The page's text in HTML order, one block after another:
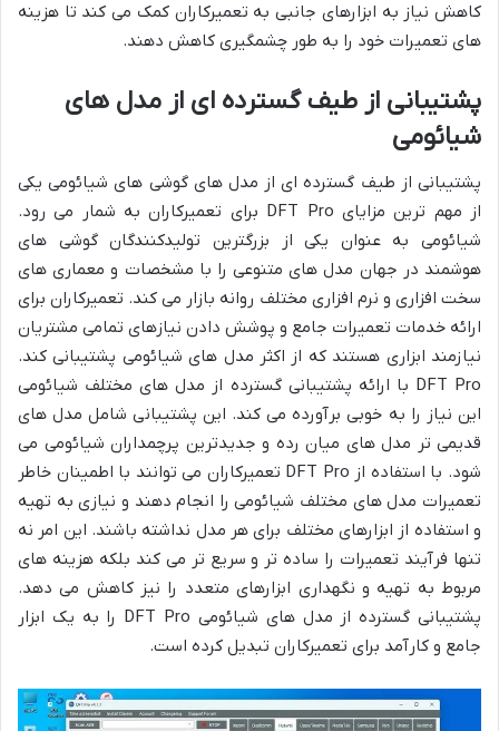
کاهش نیاز به ابزارهای جانبی به تعمیرکاران کمک می کند تا هزینه
های تعمیرات خود را به طور چشمگیری کاهش دهند.
پشتیبانی از طیف گسترده ای از مدل های
شیائومی
پشتیبانی از طیف گسترده ای از مدل های گوشی های شیائومی یکی
از مهم ترین مزایای DFT Pro برای تعمیرکاران به شمار می رود.
شیائومی به عنوان یکی از بزرگترین تولیدکنندگان گوشی های
هوشمند در جهان مدل های متنوعی را با مشخصات و معماری های
سخت افزاری و نرم افزاری مختلف روانه بازار می کند. تعمیرکاران برای
ارائه خدمات تعمیرات جامع و پوشش دادن نیازهای تمامی مشتریان
نیازمند ابزاری هستند که از اکثر مدل های شیائومی پشتیبانی کند.
DFT Pro با ارائه پشتیبانی گسترده از مدل های مختلف شیائومی
این نیاز را به خوبی برآورده می کند. این پشتیبانی شامل مدل های
قدیمی تر مدل های میان رده و جدیدترین پرچمداران شیائومی می
شود. با استفاده از DFT Pro تعمیرکاران می توانند با اطمینان خاطر
تعمیرات مدل های مختلف شیائومی را انجام دهند و نیازی به تهیه
و استفاده از ابزارهای مختلف برای هر مدل نداشته باشند. این امر نه
تنها فرآیند تعمیرات را ساده تر و سریع تر می کند بلکه هزینه های
مربوط به تهیه و نگهداری ابزارهای متعدد را نیز کاهش می دهد.
پشتیبانی گسترده از مدل های شیائومی DFT Pro را به یک ابزار
جامع و کارآمد برای تعمیرکاران تبدیل کرده است.